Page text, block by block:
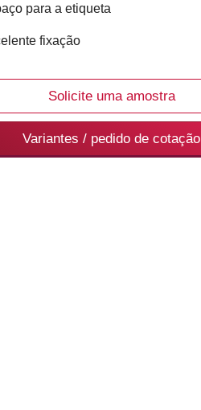
para a etiqueta
fixação
Solicite uma amostra
Variantes / pedido de cotação